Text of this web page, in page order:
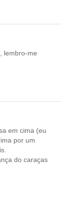
lembro-me
em cima (eu
por um
do caraças